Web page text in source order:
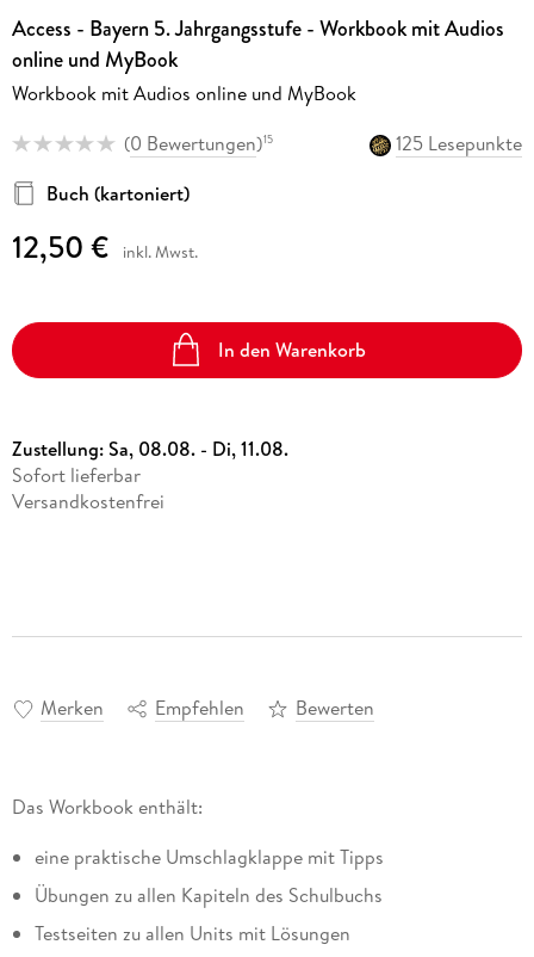
Access - Bayern 5. Jahrgangsstufe - Workbook mit Audios
online und MyBook
Workbook mit Audios online und MyBook
(0 Bewertungen)15
125 Lesepunkte
Buch (kartoniert)
12,50 € inkl. Mwst.
In den Warenkorb
Zustellung:Sa, 08.08. - Di, 11.08.
Sofort lieferbar
Versandkostenfrei
Merken Empfehlen Bewerten
Das Workbook enthält:
eine praktische Umschlagklappe mit Tipps
Übungen zu allen Kapiteln des Schulbuchs
Testseiten zu allen Units mit Lösungen